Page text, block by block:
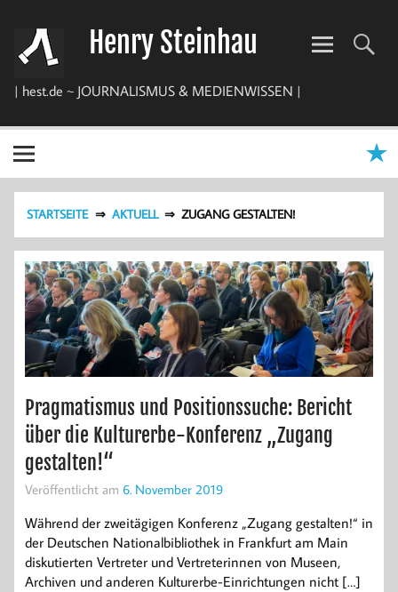
springen
Henry Steinhau
| hest.de ~ JOURNALISMUS & MEDIENWISSEN |
STARTSEITE AKTUELL ZUGANG GESTALTEN!
Pragmatismus und Positionssuche: Bericht
über die Kulturerbe-Konferenz „Zugang
gestalten!“
Veröffentlicht am 6. November 2019
Während der zweitägigen Konferenz „Zugang gestalten!“ in
der Deutschen Nationalbibliothek in Frankfurt am Main
diskutierten Vertreter und Vertreterinnen von Museen,
Archiven und anderen Kulturerbe-Einrichtungen nicht […]